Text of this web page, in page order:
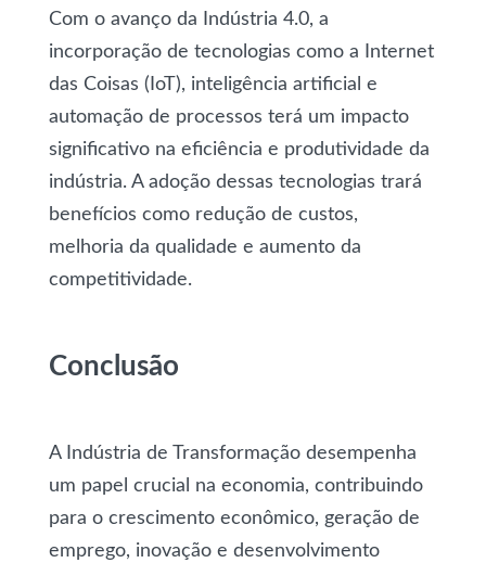
Com o avanço da Indústria 4.0, a
incorporação de tecnologias como a Internet
das Coisas (IoT), inteligência artificial e
automação de processos terá um impacto
significativo na eficiência e produtividade da
indústria. A adoção dessas tecnologias trará
benefícios como redução de custos,
melhoria da qualidade e aumento da
competitividade.
Conclusão
A Indústria de Transformação desempenha
um papel crucial na economia, contribuindo
para o crescimento econômico, geração de
emprego, inovação e desenvolvimento